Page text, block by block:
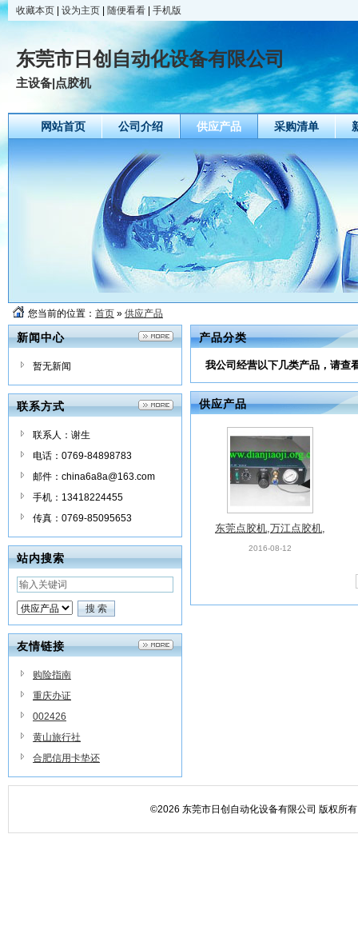
收藏本页 设为主页 随便看看 手机版
东莞市日创自动化设备有限公司
主设备|点胶机
网站首页 公司介绍 供应产品 采购清单
您当前的位置： 首页 » 供应产品
新闻中心
暂无新闻
联系方式
联系人：谢生
电话：0769-84898783
邮件：china6a8a@163.com
手机：13418224455
传真：0769-85095653
站内搜索
友情链接
购险指南
重庆办证
002426
黄山旅行社
合肥信用卡垫还
产品分类
我公司经营以下几类产品，请查
供应产品
东莞点胶机,万江点胶机,
中堂点胶机,石龙点胶机
2016-08-12
©2026 东莞市日创自动化设备有限公司 版权所